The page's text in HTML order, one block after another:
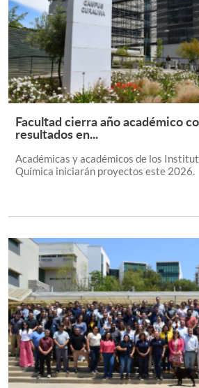
Facultad cierra año académico
resultados en...
Académicas y académicos de los
Química iniciarán proyectos este 2026.